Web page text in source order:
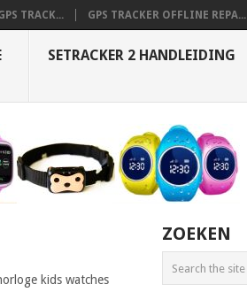
TRACK... GPS TRACKER OFFLINE REPA...
SETRACKER 2 HANDLEIDING
kids watches
ZOEKEN